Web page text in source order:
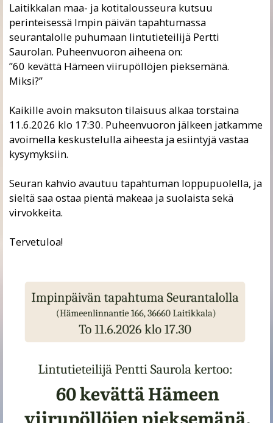
Laitikkalan maa- ja kotitalousseura kutsuu
perinteisessä Impin päivän tapahtumassa
seurantalolle puhumaan lintutieteilijä Pertti
Saurolan. Puheenvuoron aiheena on:
”60 kevättä Hämeen viirupöllöjen pieksemänä.
Miksi?”
Kaikille avoin maksuton tilaisuus alkaa torstaina
11.6.2026 klo 17:30. Puheenvuoron jälkeen jatkamme
avoimella keskustelulla aiheesta ja esiintyjä vastaa
kysymyksiin.
Seuran kahvio avautuu tapahtuman loppupuolella, ja
sieltä saa ostaa pientä makeaa ja suolaista sekä
virvokkeita.
Tervetuloa!